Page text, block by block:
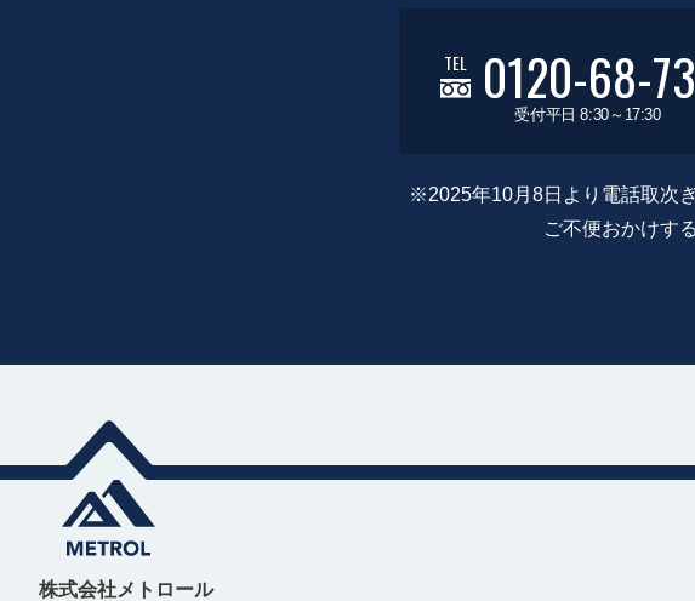
TEL 0120-68-
受付平日 8:30～17:30
※2025年10月8日より電話取次
ご不便おかけす
株式会社メトロール